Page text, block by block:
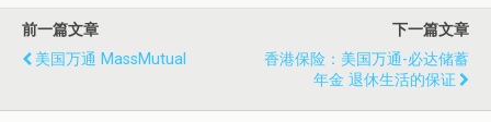
前一篇文章
美国万通 MassMutual
下一篇文章
香港保险：美国万通-必达储蓄
年金 退休生活的保证